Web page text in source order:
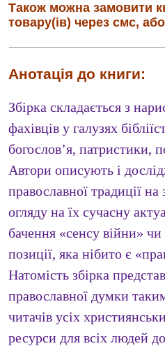
Також можна замовити
товару(ів) через смс,
Анотація до книги:
Збірка складається з
фахівців у галузях
богослов’я, патристики,
Автори описують і
православної традиції
огляду на їх сучасну
бачення «сенсу війни»
позиції, яка нібито є
Натомість збірка
православної думки
читачів усіх
ресурси для всіх людей